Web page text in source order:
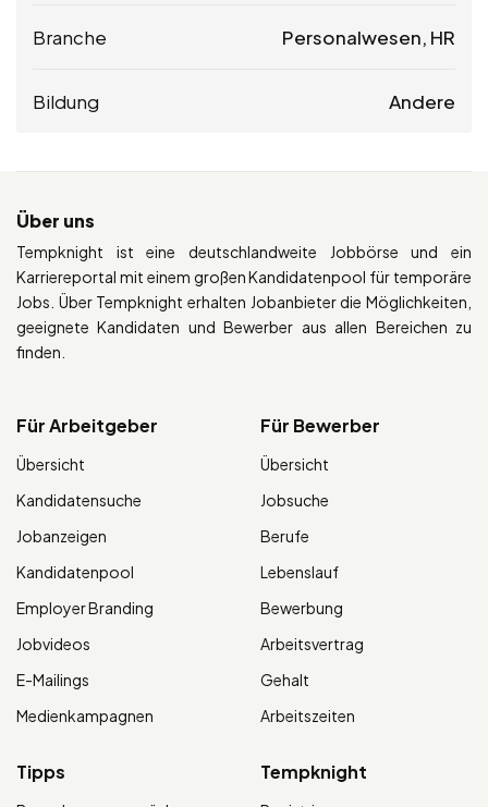
Branche Personalwesen, HR
Bildung Andere
Über uns
Tempknight ist eine deutschlandweite Jobbörse und ein
Karriereportal mit einem großen Kandidatenpool für temporäre
Jobs. Über Tempknight erhalten Jobanbieter die Möglichkeiten,
geeignete Kandidaten und Bewerber aus allen Bereichen zu
finden.
Für Arbeitgeber
Übersicht
Kandidatensuche
Jobanzeigen
Kandidatenpool
Employer Branding
Jobvideos
E-Mailings
Medienkampagnen
Für Bewerber
Übersicht
Jobsuche
Berufe
Lebenslauf
Bewerbung
Arbeitsvertrag
Gehalt
Arbeitszeiten
Tipps Tempknight